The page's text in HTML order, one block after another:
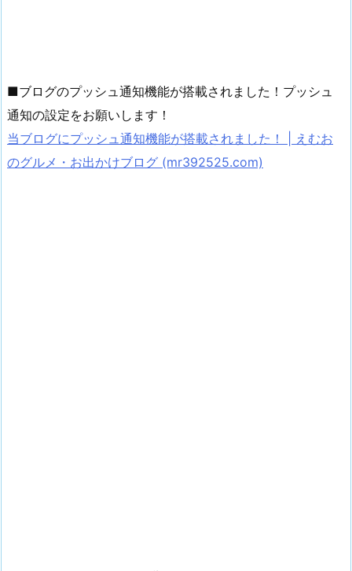
■ブログのプッシュ通知機能が搭載されました！プッシュ
通知の設定をお願いします！
当ブログにプッシュ通知機能が搭載されました！ | えむお
のグルメ・お出かけブログ (mr392525.com)